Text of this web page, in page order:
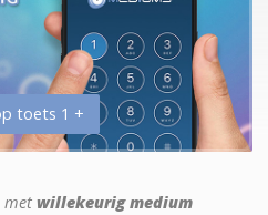
toets 1 +
met willekeurig medium